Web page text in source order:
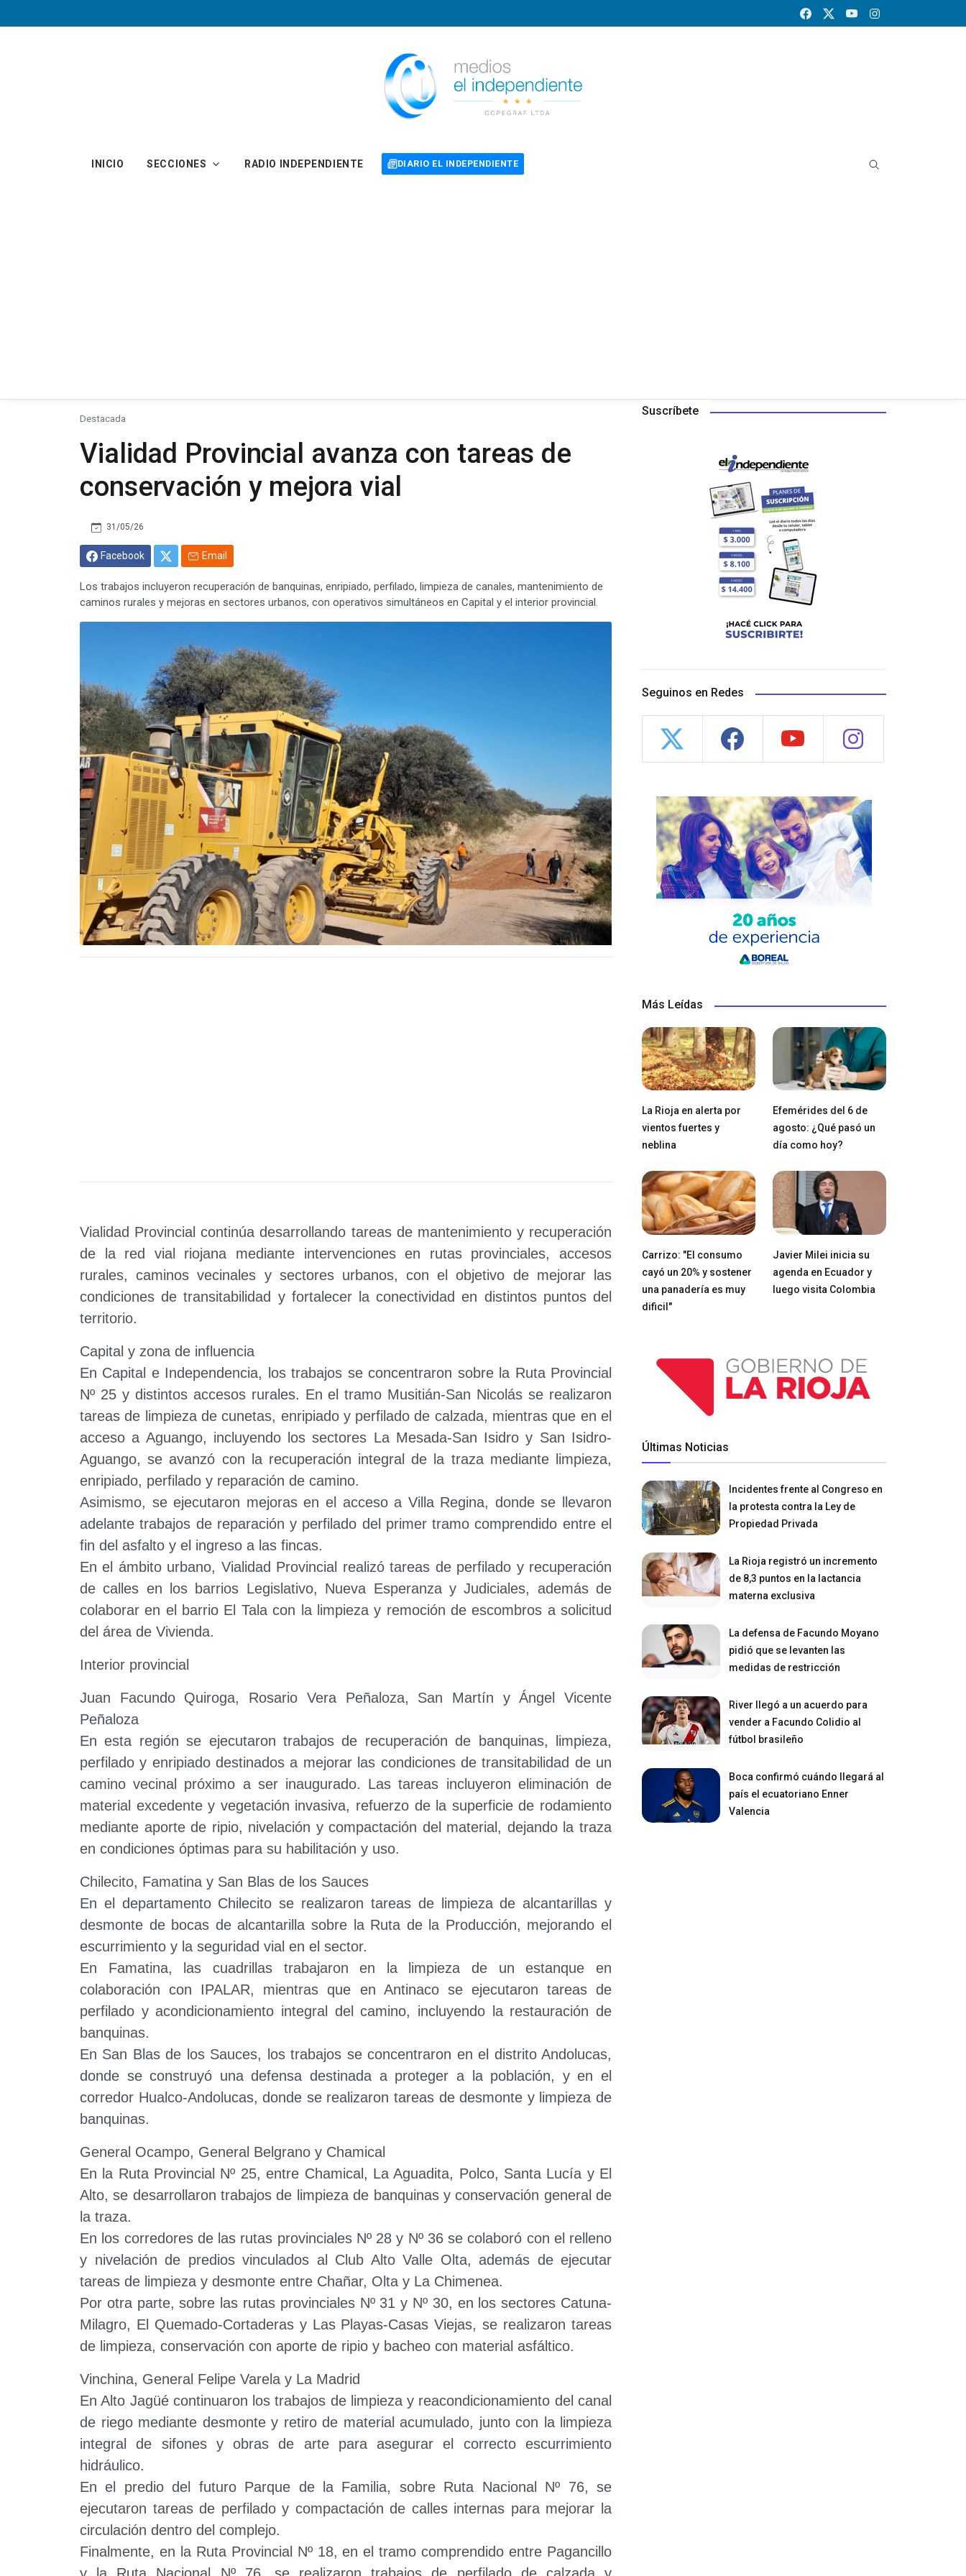
INICIO SECCIONES RADIO INDEPENDIENTE DIARIO EL INDEPENDIENTE
Destacada
Vialidad Provincial avanza con tareas de
conservación y mejora vial
31/05/26
Facebook Email
Los trabajos incluyeron recuperación de banquinas, enripiado, perfilado, limpieza de canales, mantenimiento de
caminos rurales y mejoras en sectores urbanos, con operativos simultáneos en Capital y el interior provincial.
Vialidad Provincial continúa desarrollando tareas de mantenimiento y recuperación
de la red vial riojana mediante intervenciones en rutas provinciales, accesos
rurales, caminos vecinales y sectores urbanos, con el objetivo de mejorar las
condiciones de transitabilidad y fortalecer la conectividad en distintos puntos del
territorio.
Capital y zona de influencia
En Capital e Independencia, los trabajos se concentraron sobre la Ruta Provincial
Nº 25 y distintos accesos rurales. En el tramo Musitián-San Nicolás se realizaron
tareas de limpieza de cunetas, enripiado y perfilado de calzada, mientras que en el
acceso a Aguango, incluyendo los sectores La Mesada-San Isidro y San Isidro-
Aguango, se avanzó con la recuperación integral de la traza mediante limpieza,
enripiado, perfilado y reparación de camino.
Asimismo, se ejecutaron mejoras en el acceso a Villa Regina, donde se llevaron
adelante trabajos de reparación y perfilado del primer tramo comprendido entre el
fin del asfalto y el ingreso a las fincas.
En el ámbito urbano, Vialidad Provincial realizó tareas de perfilado y recuperación
de calles en los barrios Legislativo, Nueva Esperanza y Judiciales, además de
colaborar en el barrio El Tala con la limpieza y remoción de escombros a solicitud
del área de Vivienda.
Interior provincial
Juan Facundo Quiroga, Rosario Vera Peñaloza, San Martín y Ángel Vicente
Peñaloza
En esta región se ejecutaron trabajos de recuperación de banquinas, limpieza,
perfilado y enripiado destinados a mejorar las condiciones de transitabilidad de un
camino vecinal próximo a ser inaugurado. Las tareas incluyeron eliminación de
material excedente y vegetación invasiva, refuerzo de la superficie de rodamiento
mediante aporte de ripio, nivelación y compactación del material, dejando la traza
en condiciones óptimas para su habilitación y uso.
Chilecito, Famatina y San Blas de los Sauces
En el departamento Chilecito se realizaron tareas de limpieza de alcantarillas y
desmonte de bocas de alcantarilla sobre la Ruta de la Producción, mejorando el
escurrimiento y la seguridad vial en el sector.
En Famatina, las cuadrillas trabajaron en la limpieza de un estanque en
colaboración con IPALAR, mientras que en Antinaco se ejecutaron tareas de
perfilado y acondicionamiento integral del camino, incluyendo la restauración de
banquinas.
En San Blas de los Sauces, los trabajos se concentraron en el distrito Andolucas,
donde se construyó una defensa destinada a proteger a la población, y en el
corredor Hualco-Andolucas, donde se realizaron tareas de desmonte y limpieza de
banquinas.
General Ocampo, General Belgrano y Chamical
En la Ruta Provincial Nº 25, entre Chamical, La Aguadita, Polco, Santa Lucía y El
Alto, se desarrollaron trabajos de limpieza de banquinas y conservación general de
la traza.
En los corredores de las rutas provinciales Nº 28 y Nº 36 se colaboró con el relleno
y nivelación de predios vinculados al Club Alto Valle Olta, además de ejecutar
tareas de limpieza y desmonte entre Chañar, Olta y La Chimenea.
Por otra parte, sobre las rutas provinciales Nº 31 y Nº 30, en los sectores Catuna-
Milagro, El Quemado-Cortaderas y Las Playas-Casas Viejas, se realizaron tareas
de limpieza, conservación con aporte de ripio y bacheo con material asfáltico.
Vinchina, General Felipe Varela y La Madrid
En Alto Jagüé continuaron los trabajos de limpieza y reacondicionamiento del canal
de riego mediante desmonte y retiro de material acumulado, junto con la limpieza
integral de sifones y obras de arte para asegurar el correcto escurrimiento
hidráulico.
En el predio del futuro Parque de la Familia, sobre Ruta Nacional Nº 76, se
ejecutaron tareas de perfilado y compactación de calles internas para mejorar la
circulación dentro del complejo.
Finalmente, en la Ruta Provincial Nº 18, en el tramo comprendido entre Pagancillo
Suscríbete
Seguinos en Redes
Más Leídas
La Rioja en alerta por
vientos fuertes y
neblina
Efemérides del 6 de
agosto: ¿Qué pasó un
día como hoy?
Carrizo: "El consumo
cayó un 20% y sostener
una panadería es muy
dificil"
Javier Milei inicia su
agenda en Ecuador y
luego visita Colombia
Últimas Noticias
Incidentes frente al Congreso en
la protesta contra la Ley de
Propiedad Privada
La Rioja registró un incremento
de 8,3 puntos en la lactancia
materna exclusiva
La defensa de Facundo Moyano
pidió que se levanten las
medidas de restricción
River llegó a un acuerdo para
vender a Facundo Colidio al
fútbol brasileño
Boca confirmó cuándo llegará al
país el ecuatoriano Enner
Valencia